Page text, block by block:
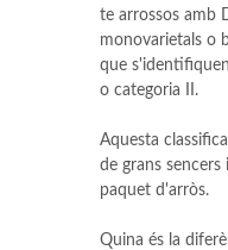
te arrossos amb
monovarietals o
que
o categoria II.
Aquesta
de grans
paquet d'arròs.
Quina és la